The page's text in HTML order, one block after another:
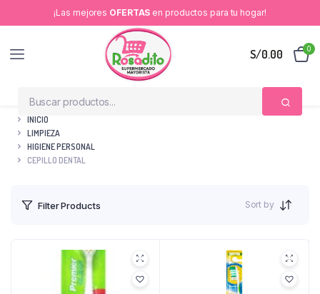
¡Las mejores OFERTAS en productos para tu hogar!
S/0.00 0
INICIO
LIMPIEZA
HIGIENE PERSONAL
CEPILLO DENTAL
Filter Products Sort by